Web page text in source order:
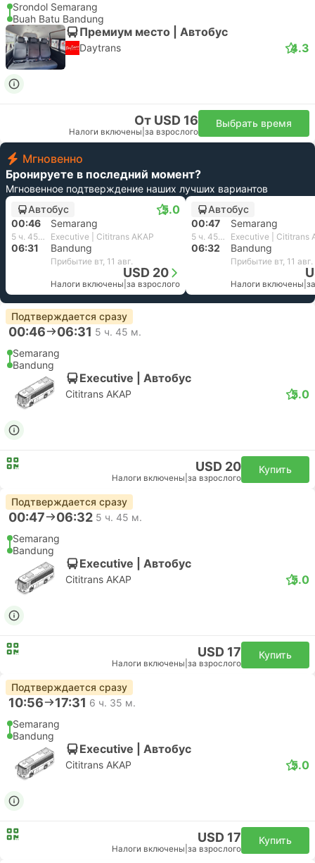
Srondol Semarang
Buah Batu Bandung
Премиум место | Автобус
Daytrans 4.3
От USD 16
Налоги включены за взрослого
Выбрать время
Мгновенно
Бронируете в последний момент?
Мгновенное подтверждение наших лучших вариантов
Автобус
5.0
00:46 Semarang
5 ч. 45 м. Executive | Cititrans AKAP
06:31 Bandung
Прибытие вт, 11 авг.
USD 20
Налоги включены за взрослого
Автобус
00:47
Semarang
5 ч. 45 м. Executive | Cititrans
06:32 Bandung
Прибытие вт, 11 авг.
Налоги включены
Подтверждается сразу
00:46 06:31 5 ч. 45 м.
Semarang
Bandung
Executive | Автобус
Cititrans AKAP 5.0
USD 20
Налоги включены за взрослого
Купить
Подтверждается сразу
00:47 06:32 5 ч. 45 м.
Semarang
Bandung
Executive | Автобус
Cititrans AKAP 5.0
USD 17
Налоги включены за взрослого
Купить
Подтверждается сразу
10:56 17:31 6 ч. 35 м.
Semarang
Bandung
Executive | Автобус
Cititrans AKAP 5.0
USD 17
Налоги включены за взрослого
Купить